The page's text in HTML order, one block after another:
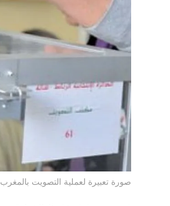
صورة تعبيرة لعملية التصويت بالمغرب